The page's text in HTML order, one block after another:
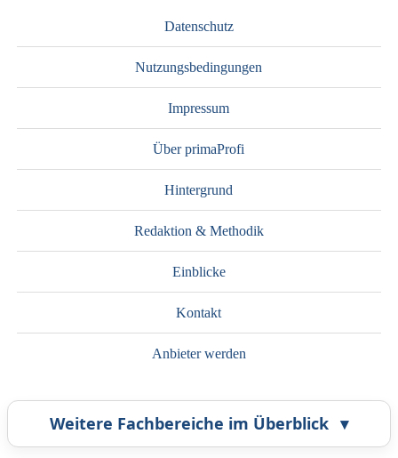
Datenschutz
Nutzungsbedingungen
Impressum
Über primaProfi
Hintergrund
Redaktion & Methodik
Einblicke
Kontakt
Anbieter werden
Weitere Fachbereiche im Überblick ▾